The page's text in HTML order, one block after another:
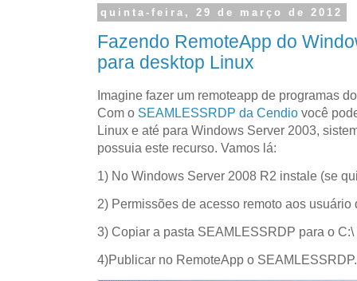
quinta-feira, 29 de março de 2012
Fazendo RemoteApp do
para desktop Linux
Imagine fazer um remoteapp de programas
Com o SEAMLESSRDP da Cendio você
Linux e até para Windows Server 2003,
possuia este recurso. Vamos lá:
1) No Windows Server 2008 R2 instale (se
2) Permissões de acesso remoto aos usuário
3) Copiar a pasta SEAMLESSRDP para o
4)Publicar no RemoteApp o